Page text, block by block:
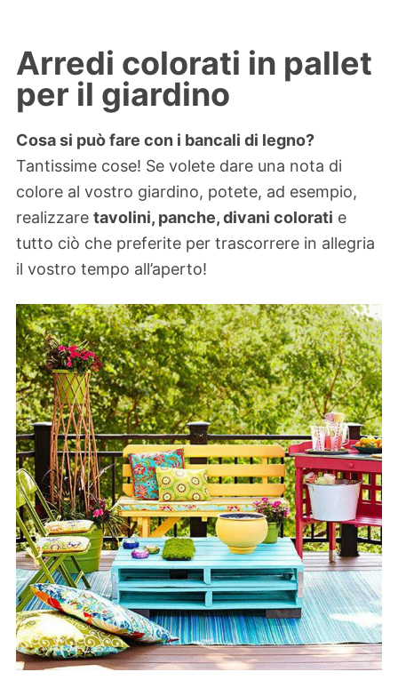
Arredi colorati in pallet
per il giardino
Cosa si può fare con i bancali di legno?
Tantissime cose! Se volete dare una nota di
colore al vostro giardino, potete, ad esempio,
realizzare tavolini, panche, divani colorati e
tutto ciò che preferite per trascorrere in allegria
il vostro tempo all’aperto!